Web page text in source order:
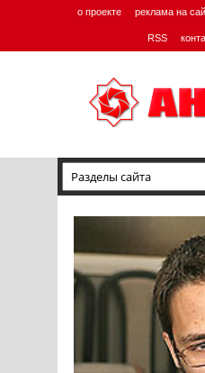
о проекте реклама на
RSS